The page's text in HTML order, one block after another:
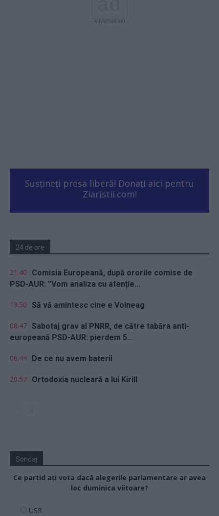
- Advertisment -
Susțineți presa liberă! Donați aici pentru
Ziaristii.com!
24 de ore
21.40
Comisia Europeană, după ororile comise de
PSD-AUR: ”Vom analiza cu atenție...
19.50 Să vă amintesc cine e Voineag
08.47 Sabotaj grav al PNRR, de către tabăra anti-
europeană PSD-AUR: pierdem 5...
06.44 De ce nu avem baterii
20.57 Ortodoxia nucleară a lui Kirill
Sondaj
Ce partid ați vota dacă alegerile parlamentare ar avea
loc duminica viitoare?
USR